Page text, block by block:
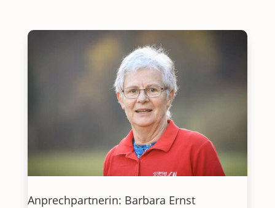
Anprechpartnerin: Barbara Ernst